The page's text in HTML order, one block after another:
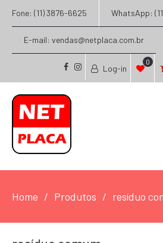
Fone: (11) 3876-6625 WhatsApp:
E-mail: vendas@netplaca.com.br
facebook
instagram
Log-in
0
Home Produtos resíduo